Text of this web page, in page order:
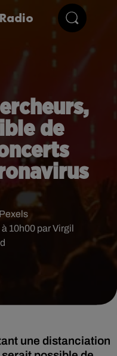
de
10h00 par Virgil
Pexels
une distanciation